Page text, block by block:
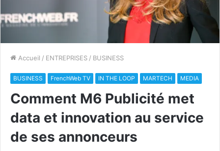
Accueil / ENTREPRISES / BUSINESS
BUSINESS FrenchWeb TV IN THE LOOP MARTECH MEDIA
Comment M6 Publicité met
data et innovation au service
de ses annonceurs